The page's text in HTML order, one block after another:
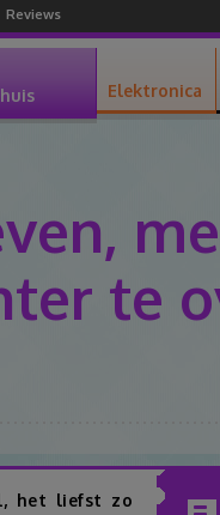
Reviews
Elektronica
te
het liefst zo